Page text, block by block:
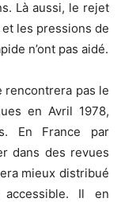
Là aussi, le rejet
les pressions de
n’ont pas aidé.
rencontrera pas le
en Avril 1978,
En France par
dans des revues
mieux distribué
Il en